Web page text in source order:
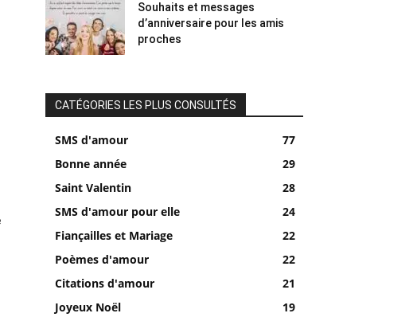
Souhaits et messages
d’anniversaire pour les amis
proches
CATÉGORIES LES PLUS CONSULTÉS
SMS d'amour
77
Bonne année
29
Saint Valentin
28
SMS d'amour pour elle
24
Fiançailles et Mariage
22
Poèmes d'amour
22
Citations d'amour
21
Joyeux Noël
19